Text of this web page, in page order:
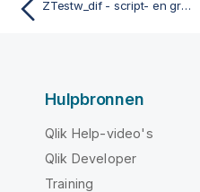
ZTestw_dif - script- en grafiekfunctie
Hulpbronnen
Qlik Help-video's
Qlik Developer
Training